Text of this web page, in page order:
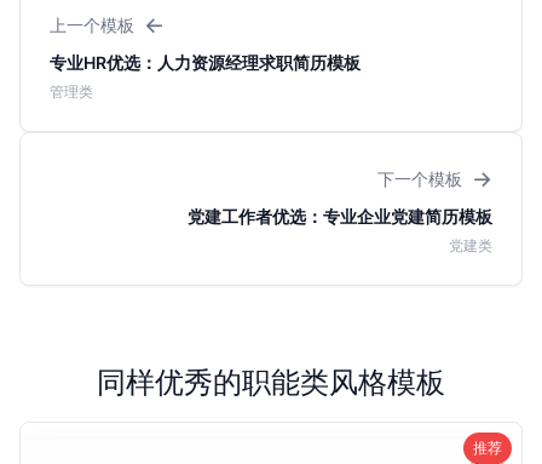
上一个模板 ←
专业HR优选：人力资源经理求职简历模板
管理类
下一个模板 →
党建工作者优选：专业企业党建简历模板
党建类
同样优秀的职能类风格模板
推荐